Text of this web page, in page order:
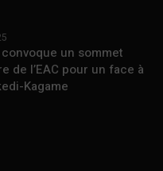
un sommet
de l’EAC pour un face à
Kagame